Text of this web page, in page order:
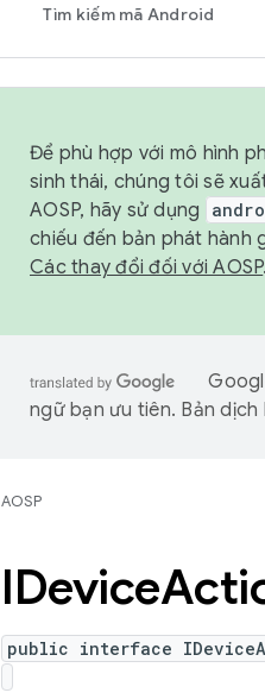
Tìm kiếm mã Android
Để phù hợp với mô hình
sinh thái, chúng tôi sẽ
AOSP, hãy sử dụng
chiếu đến bản phát hành
Các thay đổi đối với AOSP.
ngữ bạn ưu tiên. Bản
AOSP
IDevice
public interface